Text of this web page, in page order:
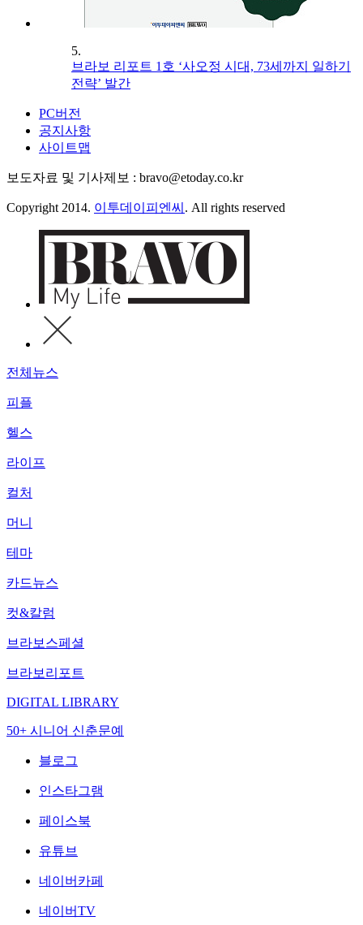
5.
브라보 리포트 1호 ‘사오정 시대, 73세까지 일하기
전략’ 발간
PC버전
공지사항
사이트맵
보도자료 및 기사제보 : bravo@etoday.co.kr
Copyright 2014. 이투데이피엔씨 . All rights reserved
전체뉴스
피플
헬스
라이프
컬처
머니
테마
카드뉴스
컷&칼럼
브라보스페셜
브라보리포트
DIGITAL LIBRARY
50+ 시니어 신춘문예
블로그
인스타그램
페이스북
유튜브
네이버카페
네이버TV